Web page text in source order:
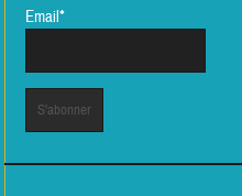
Email*